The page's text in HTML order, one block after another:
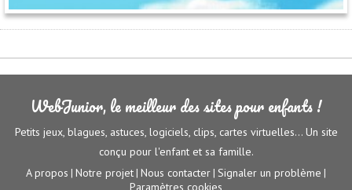
WebJunior, le meilleur des sites pour enfants !
Petits jeux, blagues, astuces, logiciels, clips, cartes virtuelles... Un site
conçu pour l'enfant et sa famille.
A propos | Notre projet | Nous contacter | Signaler un problème |
Paramètres cookies